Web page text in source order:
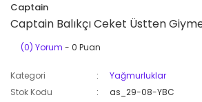
Captain
Captain Balıkçı Ceket Üstten
(0) Yorum - 0 Puan
Kategori
Yağmurluklar
Stok Kodu
as_29-08-YBC